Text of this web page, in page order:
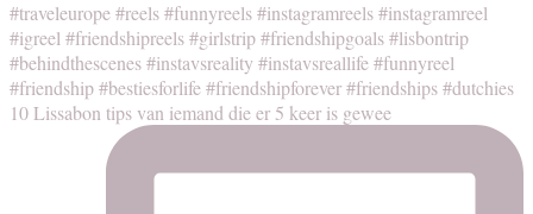
10 Lissabon tips van iemand die er 5 keer is gewee